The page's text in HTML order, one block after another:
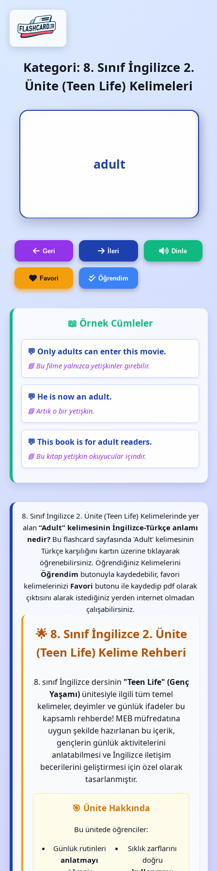
Kategori: 8. Sınıf İngilizce 2.
Ünite (Teen Life) Kelimeleri
adult
yetişkin
Geri İleri Dinle
Favori Öğrendim
📖 Örnek Cümleler
💬 Only adults can enter this movie.
📘 Bu filme yalnızca yetişkinler girebilir.
💬 He is now an adult.
📘 Artık o bir yetişkin.
💬 This book is for adult readers.
📘 Bu kitap yetişkin okuyucular içindir.
8. Sınıf İngilizce 2. Ünite (Teen Life) Kelimelerinde yer
alan “Adult” kelimesinin İngilizce-Türkçe anlamı
nedir?Bu flashcard sayfasında 'Adult' kelimesinin
Türkçe karşılığını kartın üzerine tıklayarak
öğrenebilirsiniz. Öğrendiğiniz Kelimelerini
Öğrendim butonuyla kaydedebilir, favori
kelimelerinizi Favori butonu ile kaydedip pdf olarak
çıktısını alarak istediğiniz yerden internet olmadan
çalışabilirsiniz.
🌟 8. Sınıf İngilizce 2. Ünite
(Teen Life) Kelime Rehberi
8. sınıf İngilizce dersinin "Teen Life" (Genç
Yaşamı) ünitesiyle ilgili tüm temel
kelimeler, deyimler ve günlük ifadeler bu
kapsamlı rehberde! MEB müfredatına
uygun şekilde hazırlanan bu içerik,
gençlerin günlük aktivitelerini
anlatabilmesi ve İngilizce iletişim
becerilerini geliştirmesi için özel olarak
tasarlanmıştır.
🎯 Ünite Hakkında
Bu ünitede öğrenciler:
Günlük rutinleri
anlatmayı
Sıklık zarflarını
doğru